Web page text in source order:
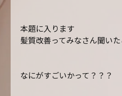
本題に入ります
髪質改善ってみなさん聞い
なにがすごいかって？？？